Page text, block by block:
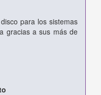
para los sistemas
gracias a sus más de